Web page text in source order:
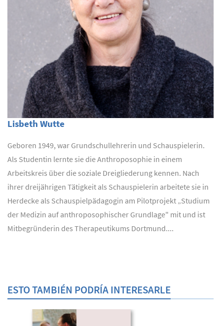
Lisbeth Wutte
Geboren 1949, war Grundschullehrerin und Schauspielerin.
Als Studentin lernte sie die Anthroposophie in einem
Arbeitskreis über die soziale Dreigliederung kennen. Nach
ihrer dreijährigen Tätigkeit als Schauspielerin arbeitete sie in
Herdecke als Schauspielpädagogin am Pilotprojekt „Studium
der Medizin auf anthroposophischer Grundlage" mit und ist
Mitbegründerin des Therapeutikums Dortmund....
ESTO TAMBIÉN PODRÍA INTERESARLE